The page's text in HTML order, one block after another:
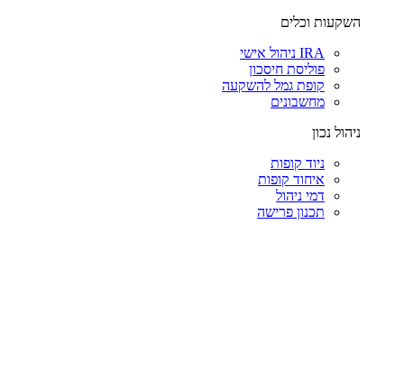
השקעות וכלים
IRA ניהול אישי
פוליסת חיסכון
קופת גמל להשקעה
מחשבונים
ניהול נכון
ניוד קופות
איחוד קופות
דמי ניהול
תכנון פרישה